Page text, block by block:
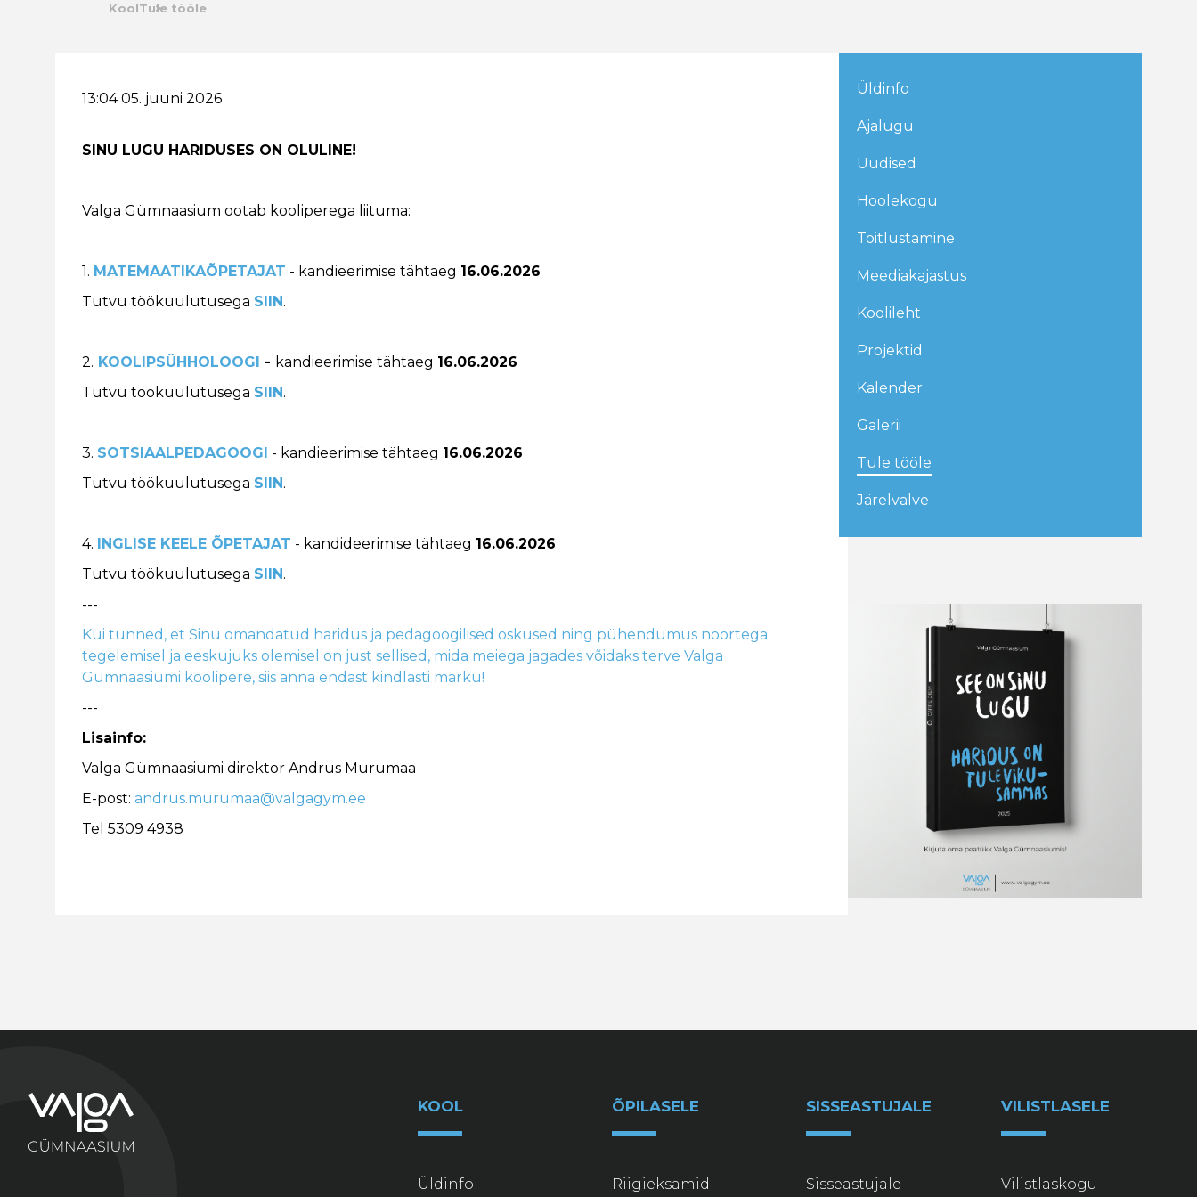
KoolTule tööle
13:04 05. juuni 2026
SINU LUGU HARIDUSES ON OLULINE!
Valga Gümnaasium ootab kooliperega liituma:
1. MATEMAATIKAÕPETAJAT - kandieerimise tähtaeg 16.06.2026
Tutvu töökuulutusega SIIN.
2. KOOLIPSÜHHOLOOGI - kandieerimise tähtaeg 16.06.2026
Tutvu töökuulutusega SIIN.
3. SOTSIAALPEDAGOOGI - kandieerimise tähtaeg 16.06.2026
Tutvu töökuulutusega SIIN.
4. INGLISE KEELE ÕPETAJAT - kandideerimise tähtaeg 16.06.2026
Tutvu töökuulutusega SIIN.
---
Kui tunned, et Sinu omandatud haridus ja pedagoogilised oskused ning pühendumus noortega
tegelemisel ja eeskujuks olemisel on just sellised, mida meiega jagades võidaks terve Valga
Gümnaasiumi koolipere, siis anna endast kindlasti märku!
---
Lisainfo:
Valga Gümnaasiumi direktor Andrus Murumaa
E-post: andrus.murumaa@valgagym.ee
Tel 5309 4938
Üldinfo
Ajalugu
Uudised
Hoolekogu
Toitlustamine
Meediakajastus
Koolileht
Projektid
Kalender
Galerii
Tule tööle
Järelvalve
KOOL
Üldinfo
ÕPILASELE
Riigieksamid
SISSEASTUJALE
Sisseastujale
VILISTLASELE
Vilistlaskogu